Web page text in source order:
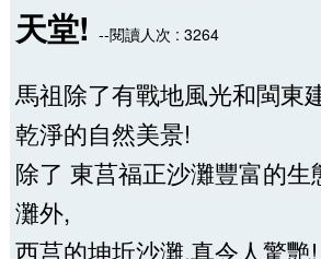
天堂! --閱讀人次 : 3264
馬祖除了有戰地風光和閩東
乾淨的自然美景!
除了 東莒福正沙灘豐富的生
灘外,
西莒的坤坵沙灘,真令人驚艷!